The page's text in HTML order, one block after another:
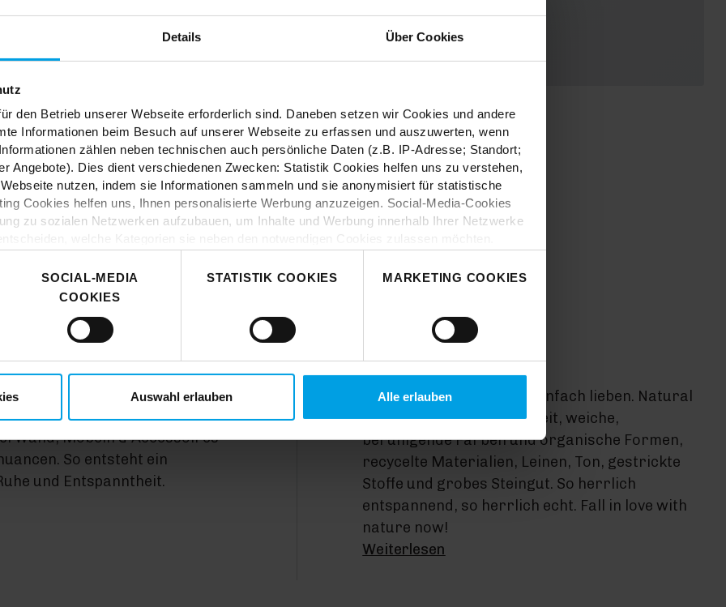
Details Über Cookies
den Betrieb unserer Webseite erforderlich sind. Daneben setzen wir Cookies und andere
Informationen beim Besuch auf unserer Webseite zu erfassen und auszuwerten, wenn
zählen neben technischen auch persönliche Daten (z.B. IP-Adresse; Standort;
Angebote). Dies dient verschiedenen Zwecken: Statistik Cookies helfen uns zu verstehen,
nutzen, indem sie Informationen sammeln und sie anonymisiert für statistische
Cookies helfen uns, Ihnen personalisierte Werbung anzuzeigen. Social-Media-Cookies
zu sozialen Netzwerken aufzubauen, um Inhalte und Werbung innerhalb Ihrer Netzwerke
sind. Über „ Einstellungen“ können sie eine Auswahl treffen. Sie können eine
Wirkung für die Zukunft widerrufen. Für weitere Informationen lesen Sie bitte unsere
SOCIAL-MEDIA
COOKIES
STATISTIK COOKIES MARKETING COOKIES
Auswahl erlauben Alle erlauben
verrät dir unser
gestalten? Bei
Ideen und jede
wie du es
ist Ton in Ton dein Style. Hier
Wand, Möbeln & Accessoires
So entsteht ein
und Entspanntheit.
Natural Bliss
Diesen Trend muss man einfach lieben. Natural
Bliss steht für Natürlichkeit, weiche,
beruhigende Farben und organische Formen,
recycelte Materialien, Leinen, Ton, gestrickte
Stoffe und grobes Steingut. So herrlich
entspannend, so herrlich echt. Fall in love with
nature now!
Weiterlesen